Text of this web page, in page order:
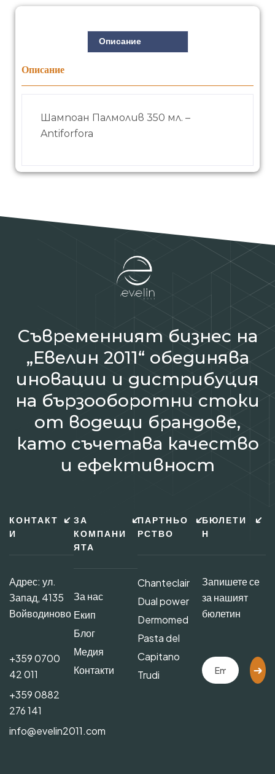
Описание
Описание
Шампоан Палмолив 350 мл. –
Antiforfora
Съвременният бизнес на
„Евелин 2011“ обединява
иновации и дистрибуция
на бързооборотни стоки
от водещи брандове,
като съчетава качество
и ефективност
КОНТАКТ
И
Адрес: ул.
Запад, 4135
Войводиново
+359 0700
42 011
+359 0882
276 141
info@evelin2011.com
ЗА
КОМПАНИ
ЯТА
За нас
Екип
Блог
Медия
Контакти
ПАРТНЬО
РСТВО
Chanteclair
Dual power
Dermomed
Pasta del
Capitano
Trudi
БЮЛЕТИ
Н
Запишете се
за нашият
бюлетин